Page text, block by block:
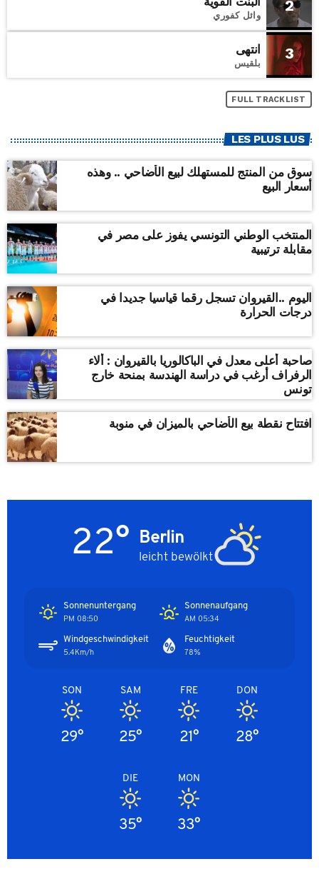
2
وائل كفوري
3 انتهى
بلقيس
FULL TRACKLIST
LES PLUS LUS
سوق من المنتج للمستهلك لبيع الأضاحي .. وهذه
أسعار البيع
المنتخب الوطني التونسي يفوز على مصر في
مقابلة ترتيبية
اليوم ..القيروان تسجل رقما قياسيا جديدا في
درجات الحرارة
صاحبة أعلى معدل في الباكالوريا بالقيروان : ألاء
الرفراف أرغب في دراسة الهندسة بمنحة خارج
تونس
افتتاح نقطة بيع الأضاحي بالميزان في منوبة
Berlin
leicht bewölkt
22°
Sonnenaufgang
05:34 AM
Sonnenuntergang
08:50 PM
Feuchtigkeit
78%
Windgeschwindigkeit
5.4Km/h
DON
28°
FRE
21°
SAM
25°
SON
29°
MON
33°
DIE
35°